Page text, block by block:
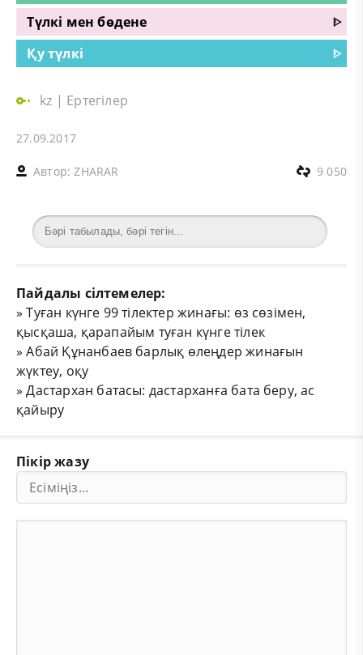
Түлкі мен бөдене
ᐈ
Қу түлкі
ᐈ
kz | Ертегілер
27.09.2017
Автор:ZHARAR 9 050
Пайдалы сілтемелер:
»Туған күнге 99 тілектер жинағы: өз сөзімен,
қысқаша, қарапайым туған күнге тілек
»Абай Құнанбаев барлық өлеңдер жинағын
жүктеу, оқу
»Дастархан батасы: дастарханға бата беру, ас
қайыру
Пікір жазу